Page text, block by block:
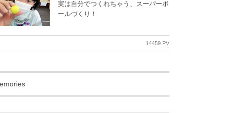
実は自分でつくれちゃう、スーパーボ
ールづくり！
14459 PV